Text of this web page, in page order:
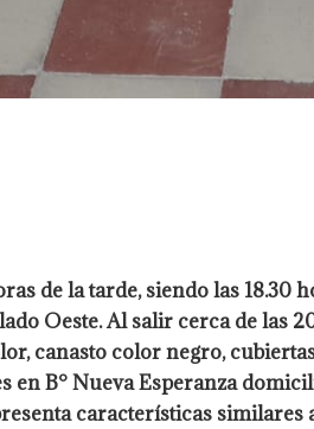
de la tarde, siendo las
Oeste. Al salir cerca de las
canasto color negro,
en B° Nueva Esperanza
características